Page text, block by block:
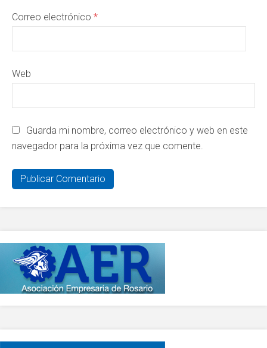
Correo electrónico *
Web
Guarda mi nombre, correo electrónico y web en este
navegador para la próxima vez que comente.